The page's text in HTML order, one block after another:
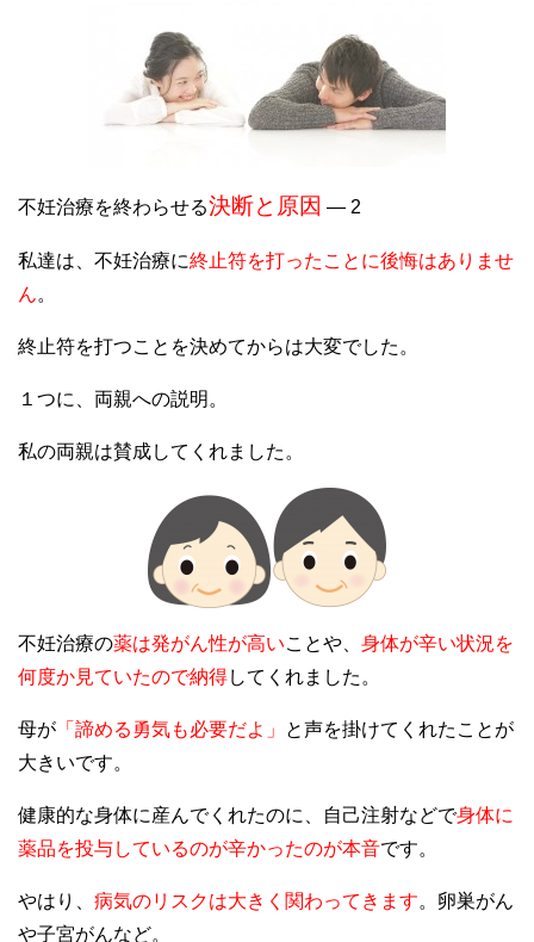
不妊治療を終わらせる決断と原因 ― 2
私達は、不妊治療に終止符を打ったことに後悔はありませ
ん。
終止符を打つことを決めてからは大変でした。
１つに、両親への説明。
私の両親は賛成してくれました。
不妊治療の薬は発がん性が高いことや、 身体が辛い状況を
何度か見ていたので納得してくれました。
母が 「諦める勇気も必要だよ」
と声を掛けてくれたことが
大きいです。
健康的な身体に産んでくれたのに、自己注射などで身体に
薬品を投与しているのが辛かったのが本音です。
やはり、 病気のリスクは大きく関わってきます。卵巣がん
や子宮がんなど。